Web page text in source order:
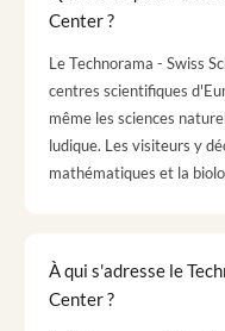
Center ?
Le Technorama - Swiss
centres scientifiques
même les sciences
ludique. Les visiteurs y
mathématiques et la
À qui s'adresse le
Center ?